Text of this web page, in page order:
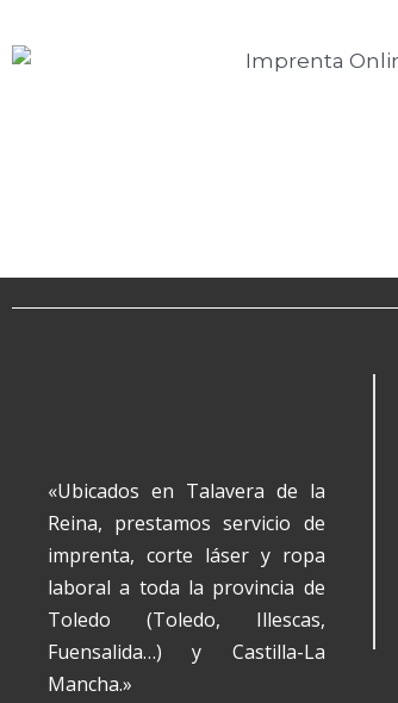
«Ubicados en Talavera de la
Reina, prestamos servicio de
imprenta, corte láser y ropa
laboral a toda la provincia de
Toledo (Toledo, Illescas,
Fuensalida…) y Castilla-La
Mancha.»